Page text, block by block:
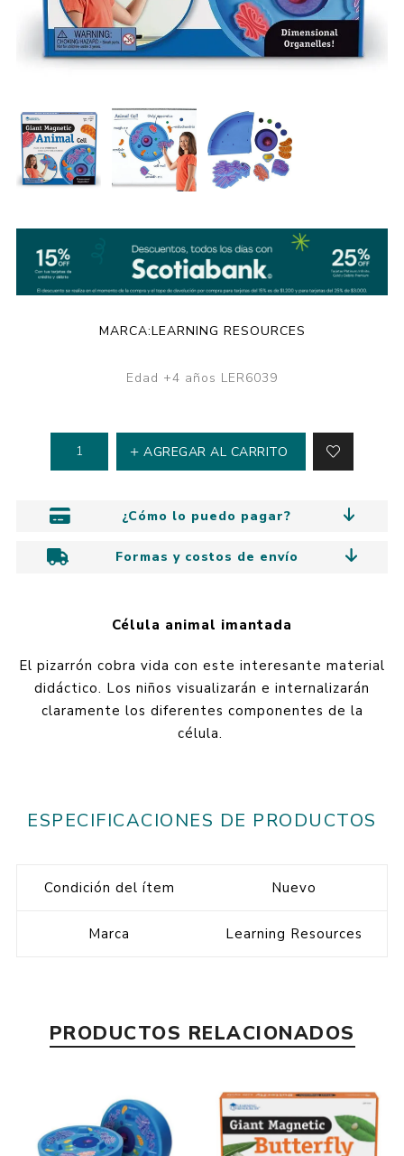
MARCA:LEARNING RESOURCES
Edad +4 años LER6039
AGREGAR AL CARRITO
¿Cómo lo puedo pagar?
Formas y costos de envío
Célula animal imantada
El pizarrón cobra vida con este interesante material
didáctico. Los niños visualizarán e internalizarán
claramente los diferentes componentes de la
célula.
ESPECIFICACIONES DE PRODUCTOS
Condición del ítem Nuevo
Marca Learning Resources
PRODUCTOS RELACIONADOS